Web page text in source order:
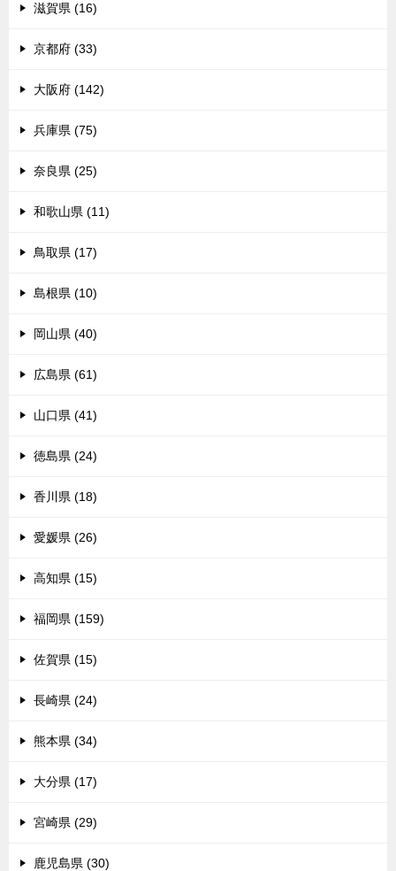
滋賀県 (16)
京都府 (33)
大阪府 (142)
兵庫県 (75)
奈良県 (25)
和歌山県 (11)
鳥取県 (17)
島根県 (10)
岡山県 (40)
広島県 (61)
山口県 (41)
徳島県 (24)
香川県 (18)
愛媛県 (26)
高知県 (15)
福岡県 (159)
佐賀県 (15)
長崎県 (24)
熊本県 (34)
大分県 (17)
宮崎県 (29)
鹿児島県 (30)